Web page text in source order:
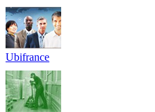
Ubifrance